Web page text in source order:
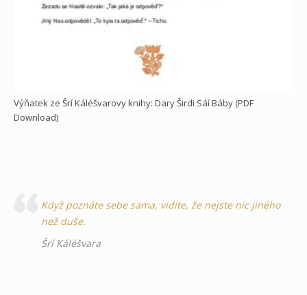
Výňatek ze Šrí Káléšvarovy knihy: Dary Širdi Sáí Báby (PDF
Download)
Když poznáte sebe sama, vidíte, že nejste nic jiného
než duše.
Šrí Káléšvara